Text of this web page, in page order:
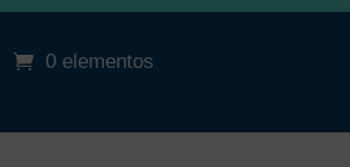
0 elementos